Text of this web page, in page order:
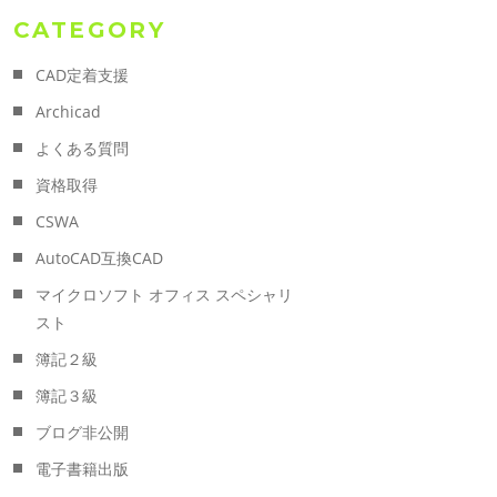
CATEGORY
CAD定着支援
Archicad
よくある質問
資格取得
CSWA
AutoCAD互換CAD
マイクロソフト オフィス スペシャリ
スト
簿記２級
簿記３級
ブログ非公開
電子書籍出版